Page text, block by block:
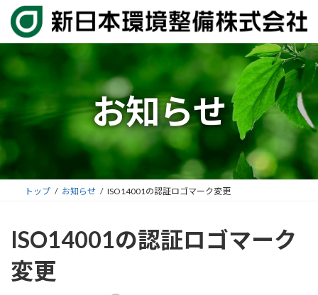
テ
ン
ツ
ス
ッ
プ
ゲ
ー
シ
ン
移
動
お知らせ
トップ お知らせ ISO14001の認証ロゴマーク変更
ISO14001の認証ロゴマーク
変更